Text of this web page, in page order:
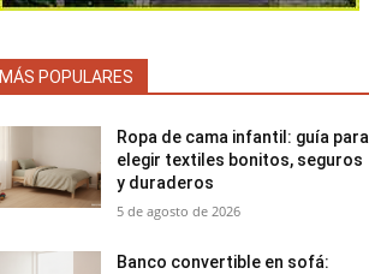
MÁS POPULARES
Ropa de cama infantil: guía para
elegir textiles bonitos, seguros
y duraderos
5 de agosto de 2026
Banco convertible en sofá: